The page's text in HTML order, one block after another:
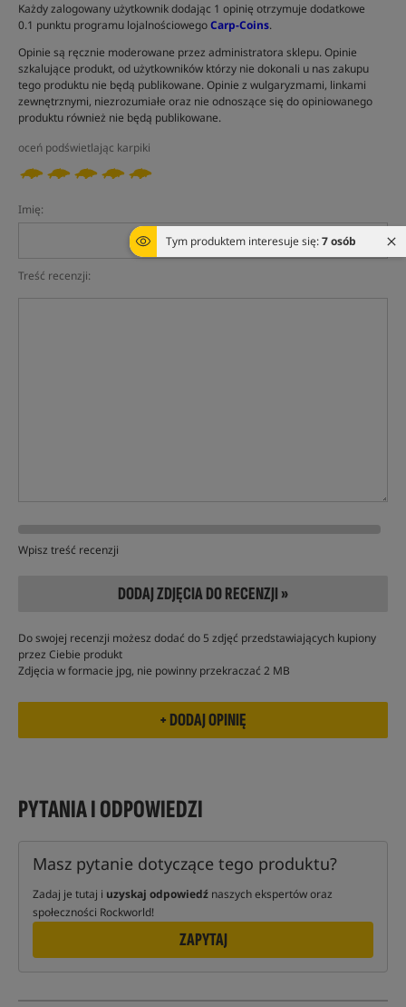
Tym produktem interesuje się:7 osób
Każdy zalogowany użytkownik dodając 1 opinię otrzymuje dodatkowe
0.1 punktu programu lojalnościowegoCarp-Coins.
Opinie są ręcznie moderowane przez administratora sklepu. Opinie
szkalujące produkt, od użytkowników którzy nie dokonali u nas zakupu
tego produktu nie będą publikowane. Opinie z wulgaryzmami, linkami
zewnętrznymi, niezrozumiałe oraz nie odnoszące się do opiniowanego
produktu również nie będą publikowane.
oceń podświetlając karpiki
Imię:
Treść recenzji:
Wpisz treść recenzji
DODAJ ZDJĘCIA DO RECENZJI »
Do swojej recenzji możesz dodać do 5 zdjęć przedstawiających kupiony
przez Ciebie produkt
Zdjęcia w formacie jpg, nie powinny przekraczać 2 MB
PYTANIA I ODPOWIEDZI
Masz pytanie dotyczące tego produktu?
Zadaj je tutaj i uzyskaj odpowiedź naszych ekspertów oraz
społeczności Rockworld!
ZAPYTAJ